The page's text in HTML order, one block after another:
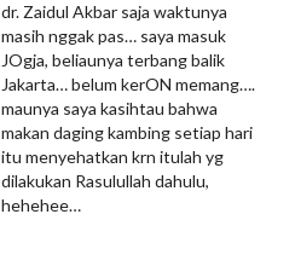
dr. Zaidul Akbar saja waktunya
masih nggak pas… saya masuk
JOgja, beliaunya terbang balik
Jakarta… belum kerON memang….
maunya saya kasihtau bahwa
makan daging kambing setiap hari
itu menyehatkan krn itulah yg
dilakukan Rasulullah dahulu,
hehehee…